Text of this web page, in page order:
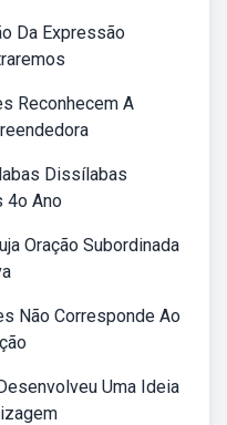
Da Expressão
Reconhecem A
Dissílabas
4o Ano
Oração Subordinada
Não Corresponde Ao
Uma Ideia